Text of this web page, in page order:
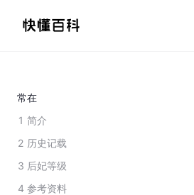
常在
1 简介
2 历史记载
3 后妃等级
4 参考资料